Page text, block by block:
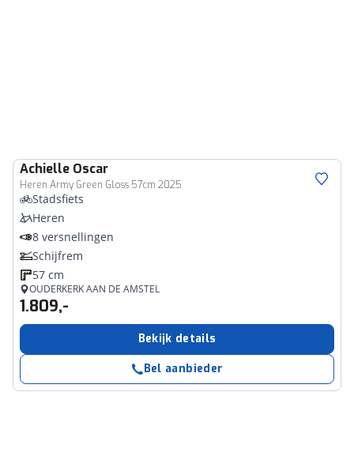
Achielle Oscar
Heren Army Green Gloss 57cm 2025
Stadsfiets
Heren
8 versnellingen
Schijfrem
57 cm
OUDERKERK AAN DE AMSTEL
1.809,-
Bekijk details
Bel aanbieder